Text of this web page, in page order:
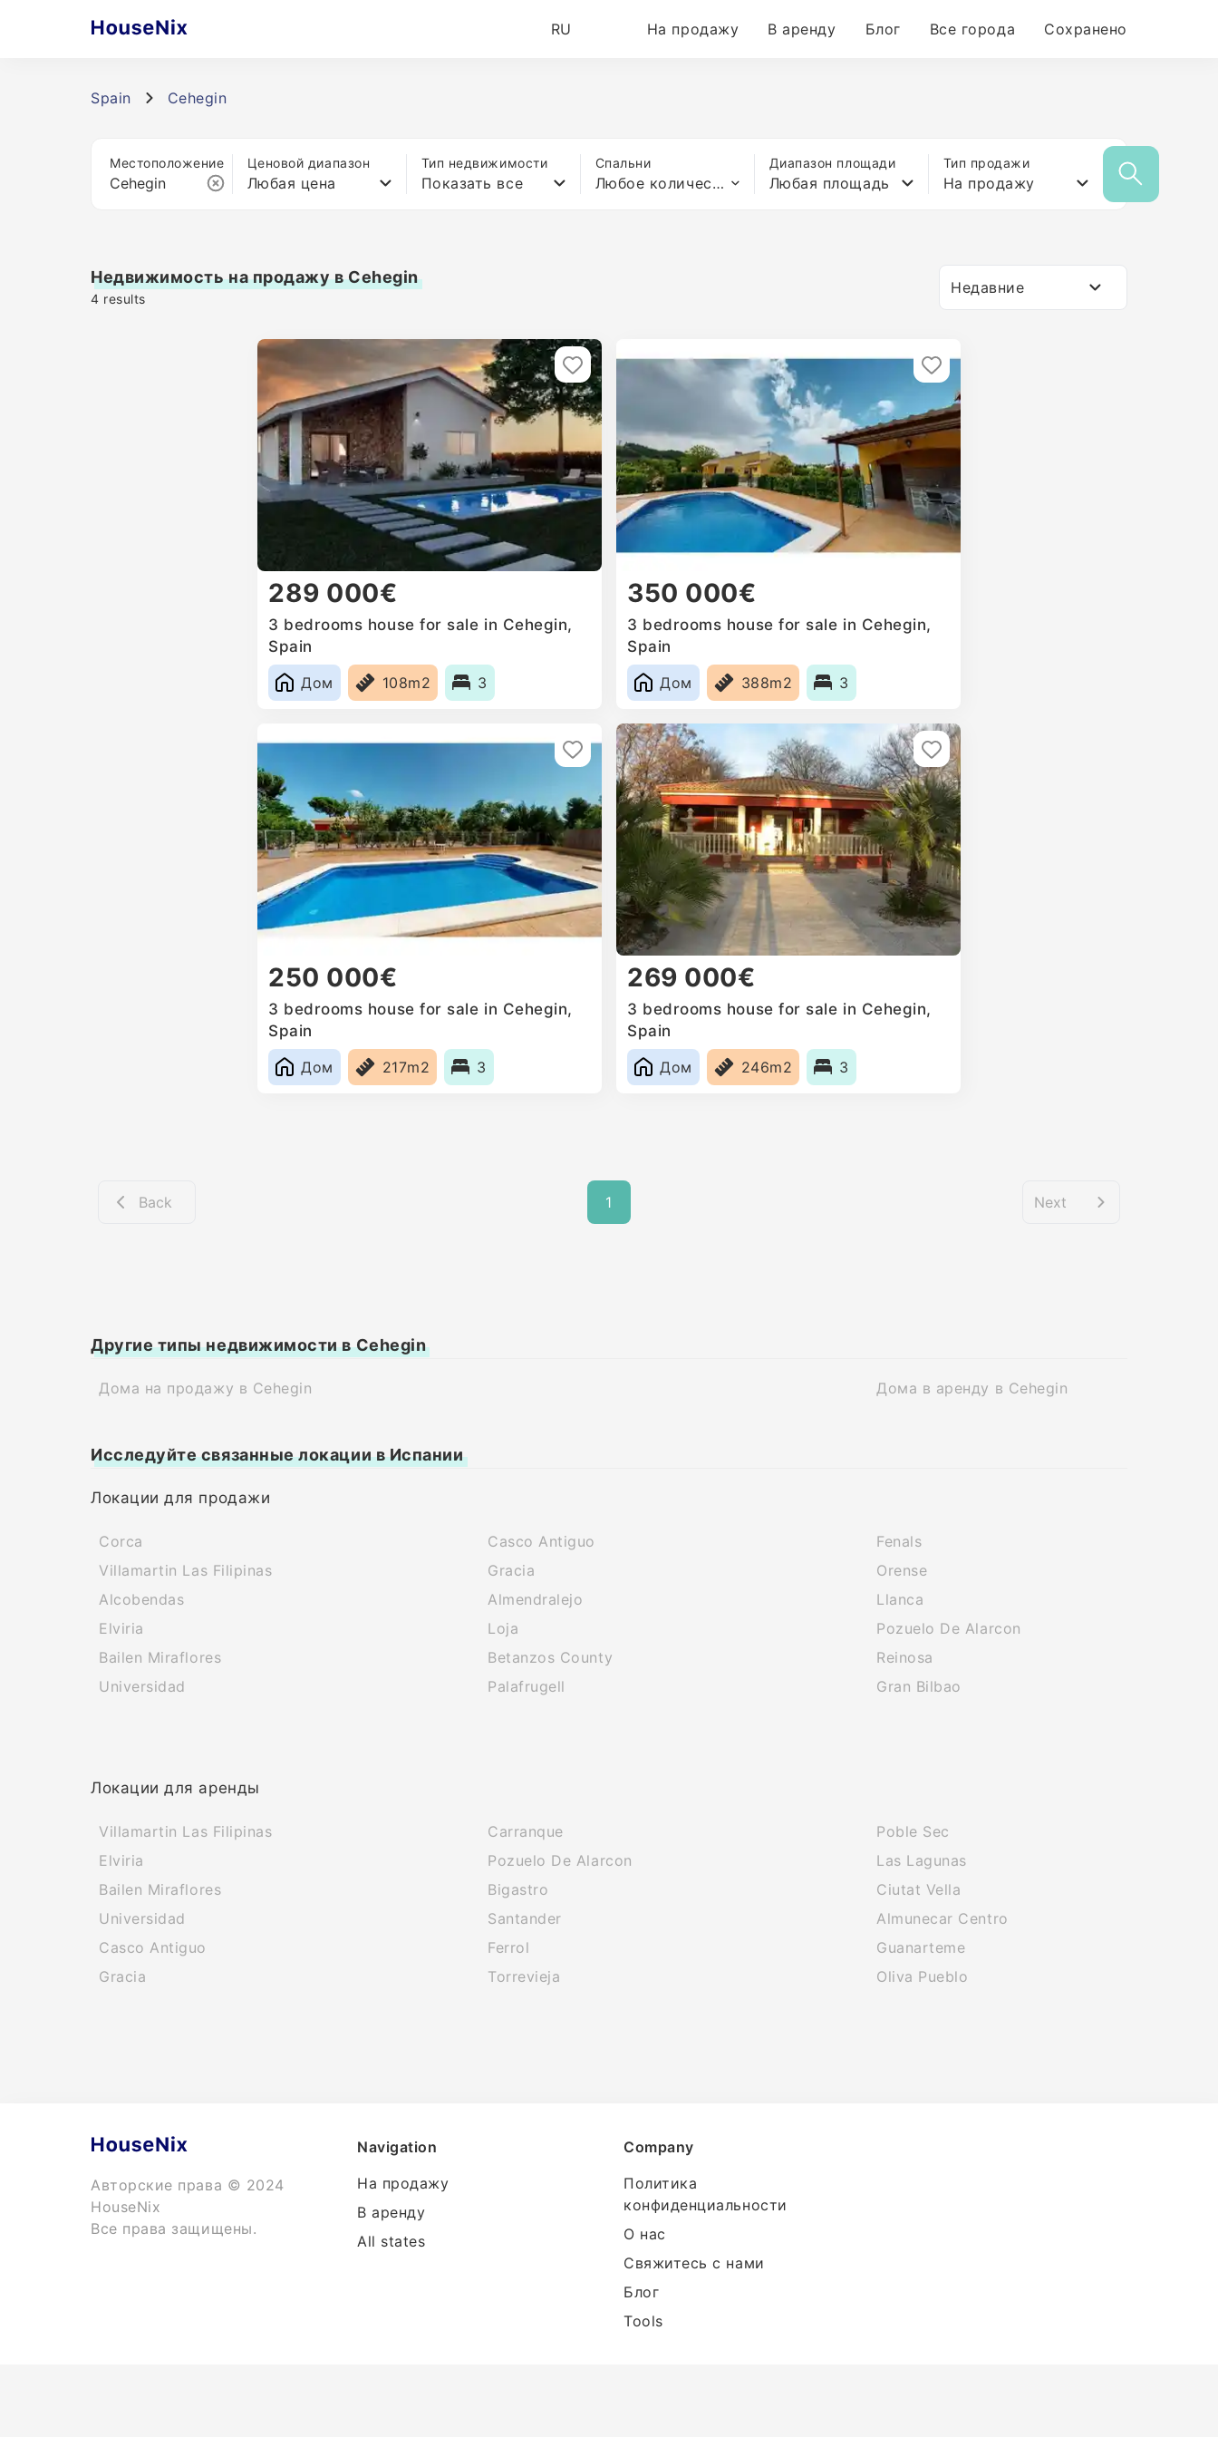
RU На продажу В аренду Блог Все города Сохранено
Spain Cehegin
Местоположение Ценовой диапазон
Любая цена
Тип недвижимости
Показать все
Спальни
Любое количество спален
Диапазон площади
Любая площадь
Тип продажи
На продажу
Недвижимость на продажу в Cehegin
4 results
Недавние
289 000€
3 bedrooms house for sale in Cehegin,
Spain
Дом
108m2 3
350 000€
3 bedrooms house for sale in Cehegin,
Spain
Дом
388m2 3
250 000€
3 bedrooms house for sale in Cehegin,
Spain
Дом
217m2 3
269 000€
3 bedrooms house for sale in Cehegin,
Spain
Дом
246m2 3
Back 1 Next
Другие типы недвижимости в Cehegin
Дома на продажу в Cehegin Дома в аренду в Cehegin
Исследуйте связанные локации в Испании
Локации для продажи
Corca
Villamartin Las Filipinas
Alcobendas
Elviria
Bailen Miraflores
Universidad
Casco Antiguo
Gracia
Almendralejo
Loja
Betanzos County
Palafrugell
Fenals
Orense
Llanca
Pozuelo De Alarcon
Reinosa
Gran Bilbao
Локации для аренды
Villamartin Las Filipinas
Elviria
Bailen Miraflores
Universidad
Casco Antiguo
Gracia
Carranque
Pozuelo De Alarcon
Bigastro
Santander
Ferrol
Torrevieja
Poble Sec
Las Lagunas
Ciutat Vella
Almunecar Centro
Guanarteme
Oliva Pueblo
Авторские права © 2024
HouseNix
Все права защищены.
Navigation
На продажу
В аренду
All states
Company
Политика
конфиденциальности
О нас
Свяжитесь с нами
Блог
Tools